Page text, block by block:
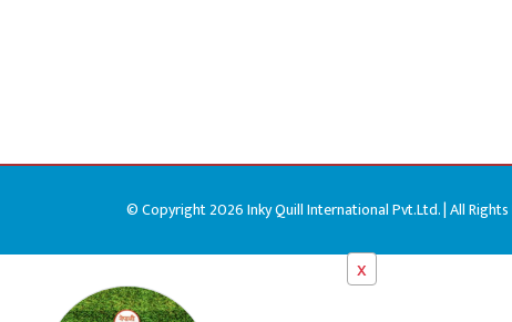
x
© Copyright 2026 Inky Quill International Pvt.Ltd. | All Rights